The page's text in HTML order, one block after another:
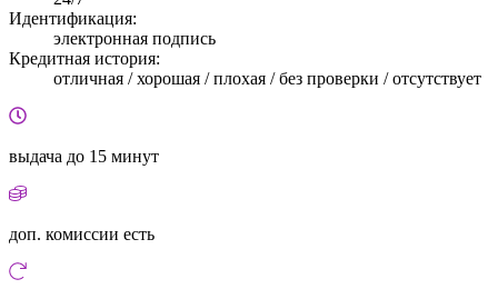
Идентификация:
электронная подпись
Кредитная история:
отличная / хорошая / плохая / без проверки / отсутствует
выдача до 15 минут
доп. комиссии есть